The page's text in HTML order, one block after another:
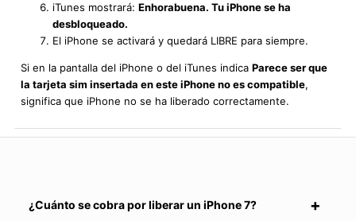
iTunes mostrará: Enhorabuena. Tu iPhone se ha
desbloqueado.
El iPhone se activará y quedará LIBRE para siempre.
Si en la pantalla del iPhone o del iTunes indica Parece ser que
la tarjeta sim insertada en este iPhone no es compatible,
significa que iPhone no se ha liberado correctamente.
¿Cuánto se cobra por liberar un iPhone 7?